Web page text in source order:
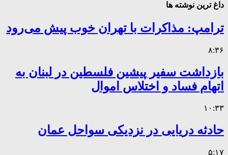
داغ ترین نوشته ها
ترامپ: مذاکرات با تهران خوب پیش می‌رود
۸:۳۶
بازداشت سفیر پیشین فلسطین در لبنان به
اتهام فساد و اختلاس اموال
۱۰:۳۳
حادثه دریایی در نزدیکی سواحل عمان
۵:۱۷